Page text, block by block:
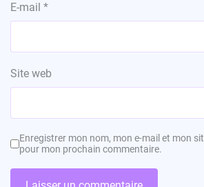
E-mail *
Site web
Enregistrer mon nom, mon e-mail et mon
pour mon prochain commentaire.